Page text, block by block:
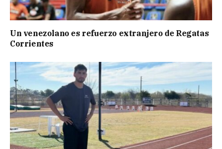
Un venezolano es refuerzo extranjero de Regatas
Corrientes